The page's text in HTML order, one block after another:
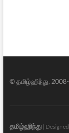
© தமிழ்ஹிந்து,
தமிழ்ஹிந்து|